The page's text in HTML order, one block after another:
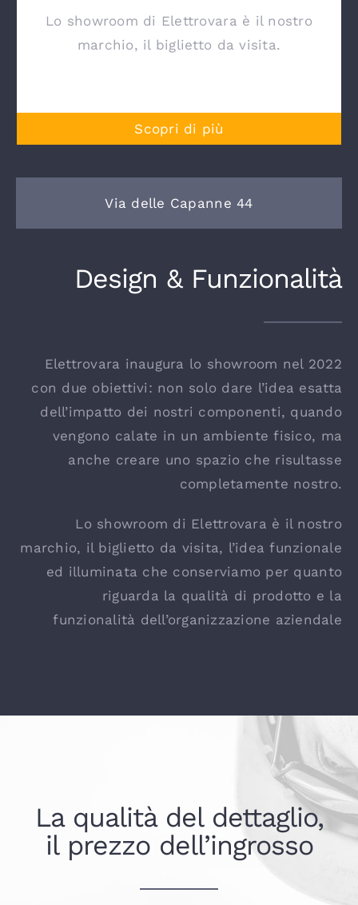
Lo showroom di Elettrovara è il nostro
marchio, il biglietto da visita.
Scopri di più
Via delle Capanne 44
Design & Funzionalità
Elettrovara inaugura lo showroom nel 2022
con due obiettivi: non solo dare l’idea esatta
dell’impatto dei nostri componenti, quando
vengono calate in un ambiente fisico, ma
anche creare uno spazio che risultasse
completamente nostro.
Lo showroom di Elettrovara è il nostro
marchio, il biglietto da visita, l’idea funzionale
ed illuminata che conserviamo per quanto
riguarda la qualità di prodotto e la
funzionalità dell’organizzazione aziendale
La qualità del dettaglio,
il prezzo dell’ingrosso